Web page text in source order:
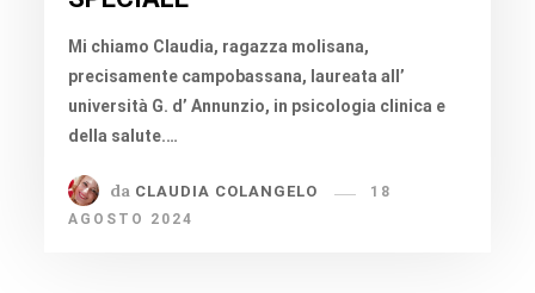
Mi chiamo Claudia, ragazza molisana,
precisamente campobassana, laureata all’
università G. d’ Annunzio, in psicologia clinica e
della salute.…
da CLAUDIA COLANGELO
18
AGOSTO 2024